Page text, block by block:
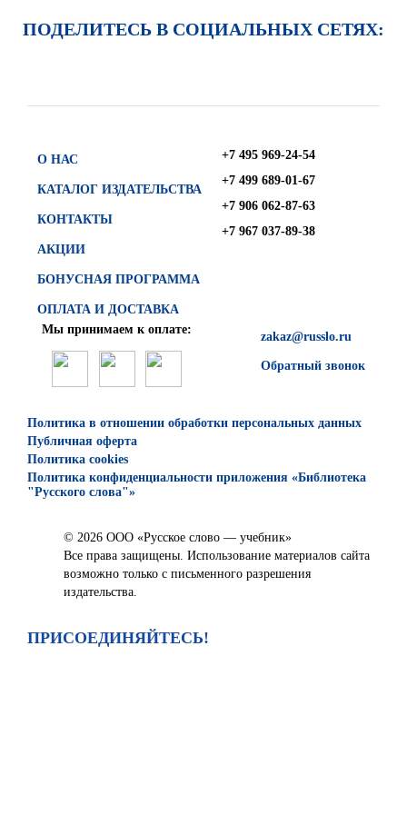
ПОДЕЛИТЕСЬ В СОЦИАЛЬНЫХ СЕТЯХ:
О НАС
КАТАЛОГ ИЗДАТЕЛЬСТВА
КОНТАКТЫ
АКЦИИ
БОНУСНАЯ ПРОГРАММА
ОПЛАТА И ДОСТАВКА
+7 495 969-24-54
+7 499 689-01-67
+7 906 062-87-63
+7 967 037-89-38
zakaz@russlo.ru
Обратный звонок
Мы принимаем к оплате:
Политика в отношении обработки персональных данных
Публичная оферта
Политика cookies
Политика конфиденциальности приложения «Библиотека
"Русского слова"»
© 2026 ООО «Русское слово — учебник»
Все права защищены. Использование материалов сайта
возможно только с письменного разрешения
издательства.
ПРИСОЕДИНЯЙТЕСЬ!